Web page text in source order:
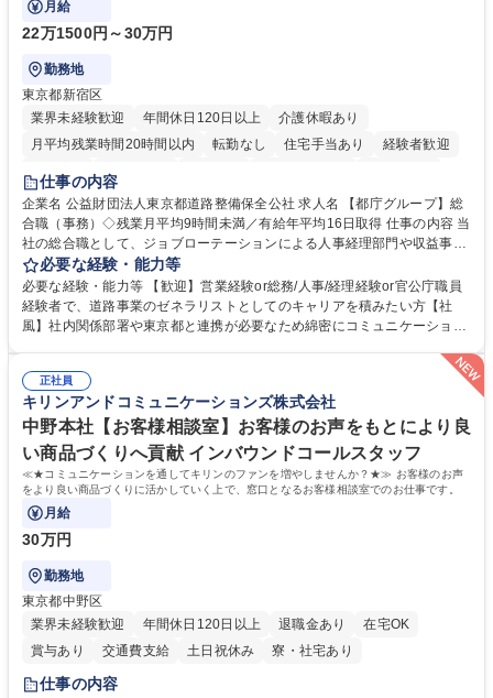
月給
22万1500円～30万円
勤務地
東京都新宿区
業界未経験歓迎
年間休日120日以上
介護休暇あり
月平均残業時間20時間以内
転勤なし 住宅手当あり
経験者歓迎
研修あり
退職金あり
駅近5分以内
資格取得手当あり 食事補助あり
仕事の内容
企業名 公益財団法人東京都道路整備保全公社 求人名 【都庁グループ】総
合職（事務）◇残業月平均9時間未満／有給年平均16日取得 仕事の内容 当
社の総合職として、ジョブローテーションによる人事経理部門や収益事業
等のフロント部門の部署等幅広い部署での業務をお任せいたします。研修
制度やキャリア支援が充実しております！ ※下記業務詳細 【業務詳細】■
管理部門：広報、人事、経理など当公社の運営に係る管理業務 ■収益部
門：駐車場の新規開拓、管理運営、新宿駅西口広場の「イベントコーナ
密集地域の特定整備路線の用地取得、道路に関する普及啓発事業、都内の
道路施設や道路工事現場の見学ツアー事業 ※入社後は上記いずれかの部門
へ配属。※業務内容変更の範囲：会社の定める業務 募集職種 【都庁グル
ープ】総合職（事務）◇残業月平均9時間未満／有給年平均16日取得
必要な経験・能力等
必要な経験・能力等 【歓迎】営業経験or総務/人事/経理経験or官公庁職員
経験者で、道路事業のゼネラリストとしてのキャリアを積みたい方【社
風】社内関係部署や東京都と連携が必要なため綿密にコミュニケーション
は、駐車場の管理運営や道路用地の取得、公益財団法人の中枢を担う管理
部門など多岐に渡る業務を経験できます。 ■様々なプロジェクト：駐車場
事業の他、新宿駅西口広場内に設置された照明を兼ねた広告「ブライトサ
イン」の管理運営を行うなど、事業収益を生み出す活動を積極的に行って
います。 学歴・資格 学歴：大学院 大学 高専 短大 専修学校 高校 語学力：
資格：
正社員
キリンアンドコミュニケーションズ株式会社
中野本社【お客様相談室】お客様のお声をもとにより良
い商品づくりへ貢献 インバウンドコールスタッフ
≪★コミュニケーションを通してキリンのファンを増やしませんか？★≫ お客様のお声
をより良い商品づくりに活かしていく上で、窓口となるお客様相談室でのお仕事です。
月給
30万円
勤務地
東京都中野区
業界未経験歓迎
年間休日120日以上 退職金あり
在宅OK
賞与あり
交通費支給 土日祝休み 寮・社宅あり
仕事の内容